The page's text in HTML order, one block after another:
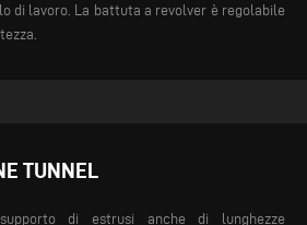
di lavoro. La battuta a revolver è regolabile
TUNNEL
di estrusi anche di lunghezze